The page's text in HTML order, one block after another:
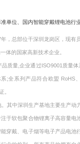
单位、国内智能穿戴锂电池行
总部位干深圳龙岗区，现有
体的国家高新技术企业。
量,企业通过ISO9001质量体
;全系列产品符合欧盟 RoHS
。
中深圳生产基地主要生产动
于软包聚合物锂离子高容量电
穿戴、电子烟等电子产品电池